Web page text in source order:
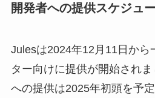
開発者への提供スケジュ
Julesは2024年12月11日から
ター向けに提供が開始され
への提供は2025年初頭を予